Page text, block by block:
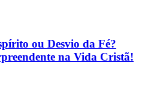
ou Desvio da Fé?
na Vida Cristã!